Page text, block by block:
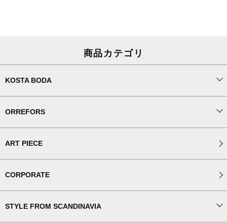
商品カテゴリ
KOSTA BODA
ORREFORS
ART PIECE
CORPORATE
STYLE FROM SCANDINAVIA